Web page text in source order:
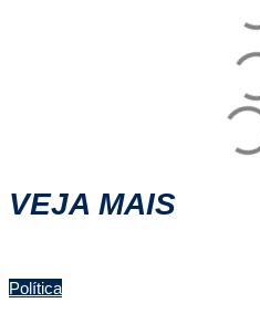
VEJA MAIS
Política